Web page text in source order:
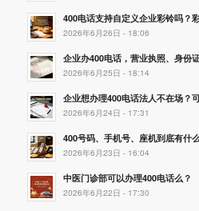
400电话支持自定义企业彩铃吗？
2026年6月26日 - 18:06
企业办400电话，营业执照、身份
2026年6月25日 - 18:14
企业想办理400电话法人不在场？
2026年6月24日 - 17:31
400号码、手机号、座机到底有什
2026年6月23日 - 16:04
中医门诊部可以办理400电话么？
2026年6月22日 - 17:30